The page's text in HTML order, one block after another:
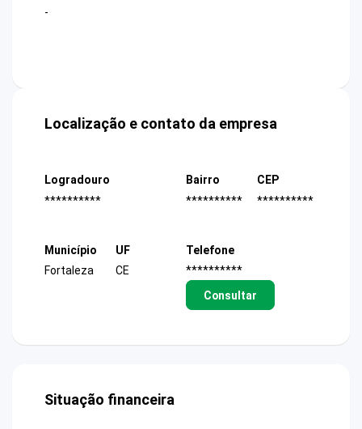
-
Localização e contato da empresa
Logradouro
**********
Bairro
**********
CEP
**********
Município
Fortaleza
UF
CE
Telefone
**********
Consultar
Situação financeira